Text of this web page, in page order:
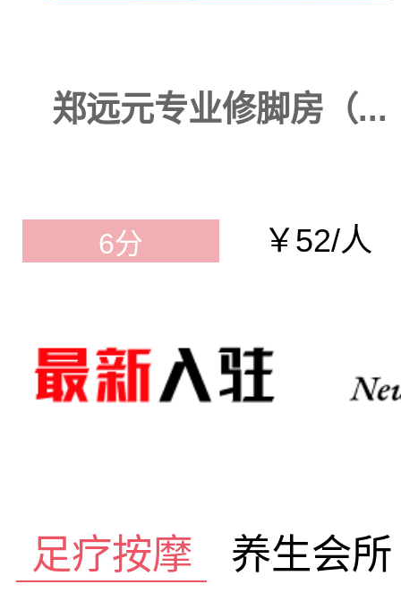
郑远元专业修脚房（...
6分 ￥52/人
足疗按摩 养生会所